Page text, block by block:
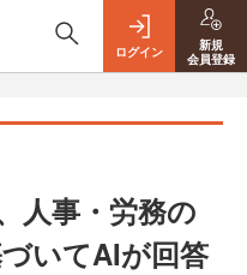
ログイン
新規
会員登録
人事・労務の
いてAIが回答